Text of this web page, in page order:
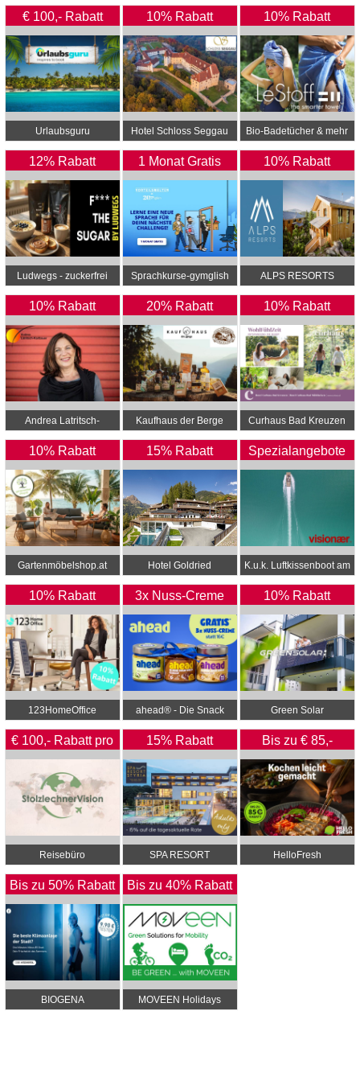
Preis
€ 100,- Rabatt
Urlaubsguru
10% Rabatt
Hotel Schloss Seggau
10% Rabatt
Bio-Badetücher & mehr
12% Rabatt
Ludwegs - zuckerfrei
1 Monat Gratis
Sprachkurse-gymglish
10% Rabatt
ALPS RESORTS
10% Rabatt
Andrea Latritsch-
20% Rabatt
Kaufhaus der Berge
10% Rabatt
Curhaus Bad Kreuzen
10% Rabatt
Gartenmöbelshop.at
15% Rabatt
Hotel Goldried
Spezialangebote
K.u.k. Luftkissenboot am
10% Rabatt
123HomeOffice
3x Nuss-Creme
Gratis*
ahead® - Die Snack
10% Rabatt
Green Solar
€ 100,- Rabatt pro
Person
Reisebüro
15% Rabatt
SPA RESORT
Bis zu € 85,-
Rabatt
HelloFresh
Bis zu 50% Rabatt
BIOGENA
Bis zu 40% Rabatt
+ 5% Rabatt Extra
MOVEEN Holidays